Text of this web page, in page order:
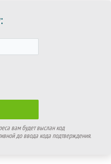
вам будет выслан код
до ввода кода подтверждения.